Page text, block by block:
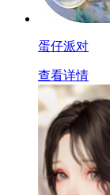
蛋仔派对
查看详情